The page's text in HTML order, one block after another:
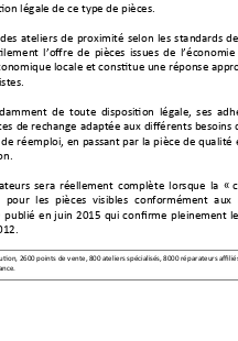
légale de ce type de pièces
des ateliers de proximité selon les standards
l’offre de pièces issues de l’économie
locale et constitue une réponse
ment de toute disposition légale, ses
de rechange adaptée aux différents besoins
de réemploi, en passant par la pièce de qualité
sera réellement complète lorsque la «
pour les pièces visibles conformément aux
publié en juin 2015 qui confirme pleinement le
2600 points de vente, 800 ate liers spécialisés, 8000 réparateurs